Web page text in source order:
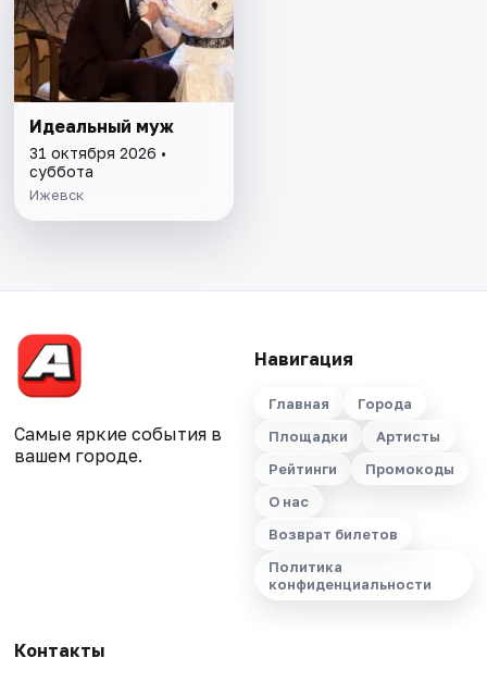
Идеальный муж
31 октября 2026 •
суббота
Ижевск
Самые яркие события в
вашем городе.
Навигация
Главная
Города
Площадки
Артисты
Рейтинги
Промокоды
О нас
Возврат билетов
Политика
конфиденциальности
Контакты